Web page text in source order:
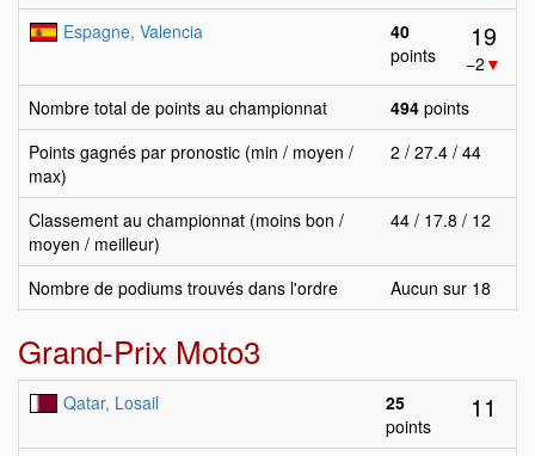
Espagne, Valencia
40
points
19
−2 ▼
Nombre total de points au championnat
494 points
Points gagnés par pronostic (min / moyen /
max)
2 / 27.4 / 44
Classement au championnat (moins bon /
moyen / meilleur)
44 / 17.8 / 12
Nombre de podiums trouvés dans l'ordre Aucun sur 18
Grand-Prix Moto3
Qatar, Losail
25
points
11